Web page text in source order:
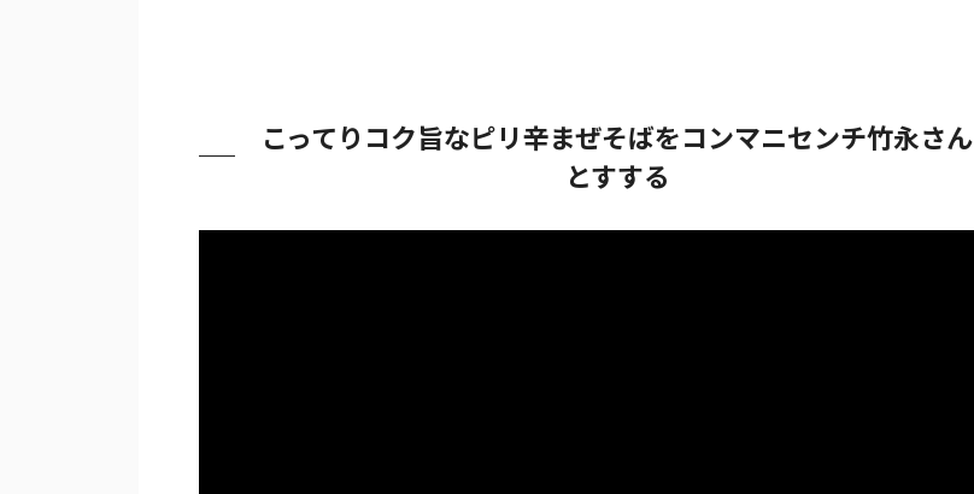
こってりコク旨なピリ辛まぜそばをコンマニセンチ竹永さん
とすする